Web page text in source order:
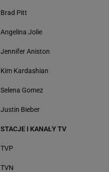
Brad Pitt
Angelina Jolie
Jennifer Aniston
Kim Kardashian
Selena Gomez
Justin Bieber
STACJE I KANAŁY TV
TVP
TVN